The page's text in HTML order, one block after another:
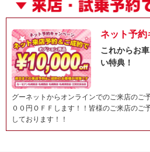
ネット予約
これからお
い特典！
グーネットからオンラインでのご来店のご
００円ＯＦＦします！！皆様のご来店のご
しております！！